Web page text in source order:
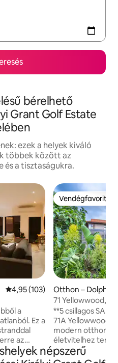
bérelhető
Grant Golf Estate
ezek a helyek kiváló
többek között az
és a tisztaságukra.
Átlagos értékelés: 5/4,95, 103
4,95 (103)
a
Ez a
az
valamint
egy
Vendégfavorit
Vendégfavorit
Otthon – Dolphin
71 Yellowwood,
üdülőhely
**5 csillagos SA
71A Yellowwood
modern otthon,
életvitelhez
Zimbali Coastal
amely számos
népszerű